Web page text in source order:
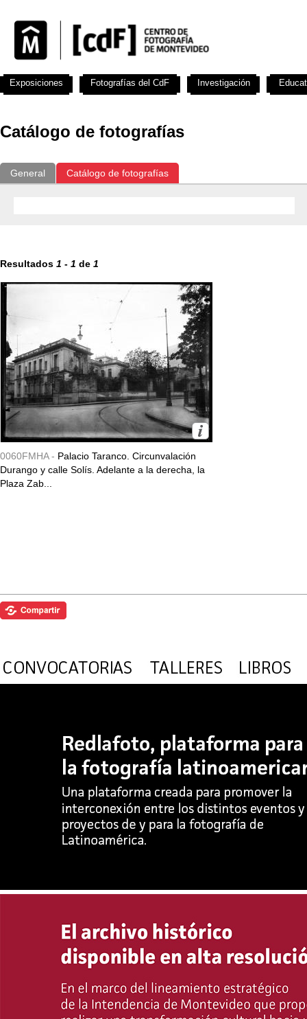
Catálogo de fotografías
General Catálogo de fotografías
Resultados 1 - 1 de 1
0060FMHA - Palacio Taranco. Circunvalación
Durango y calle Solís. Adelante a la derecha, la
Plaza Zab...
Exposiciones Fotografías del CdF Investigación